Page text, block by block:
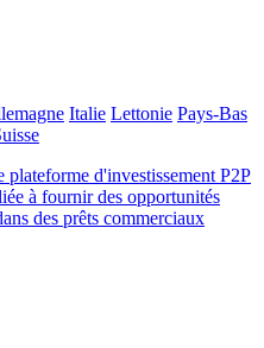
Italie Lettonie Pays-Bas
plateforme d'investissement P2P
à fournir des opportunités
des prêts commerciaux